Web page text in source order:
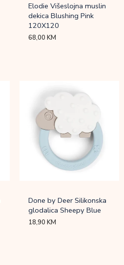
Elodie Višeslojna muslin
dekica Blushing Pink
120X120
68,00KM
Done by Deer Silikonska
glodalica Sheepy Blue
18,90KM